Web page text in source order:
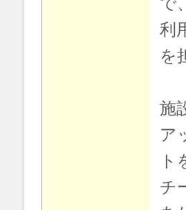
利
を
施
ア
ト
チ